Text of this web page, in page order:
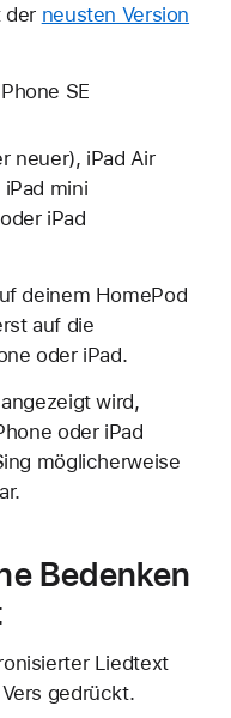
der neusten Version
SE
neuer), iPad Air
mini
iPad
deinem HomePod
auf die
oder iPad.
wird,
oder iPad
möglicherweise
Bedenken
Liedtext
gedrückt.